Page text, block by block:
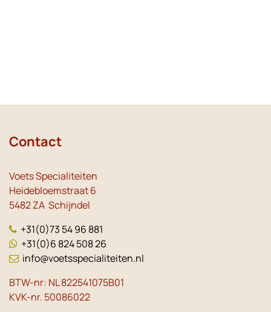
Contact
Voets Specialiteiten
Heidebloemstraat 6
5482 ZA Schijndel
+31(0)73 54 96 881
+31(0)6 824 508 26
info@voetsspecialiteiten.nl
BTW-nr: NL 822541075B01
KVK-nr. 50086022